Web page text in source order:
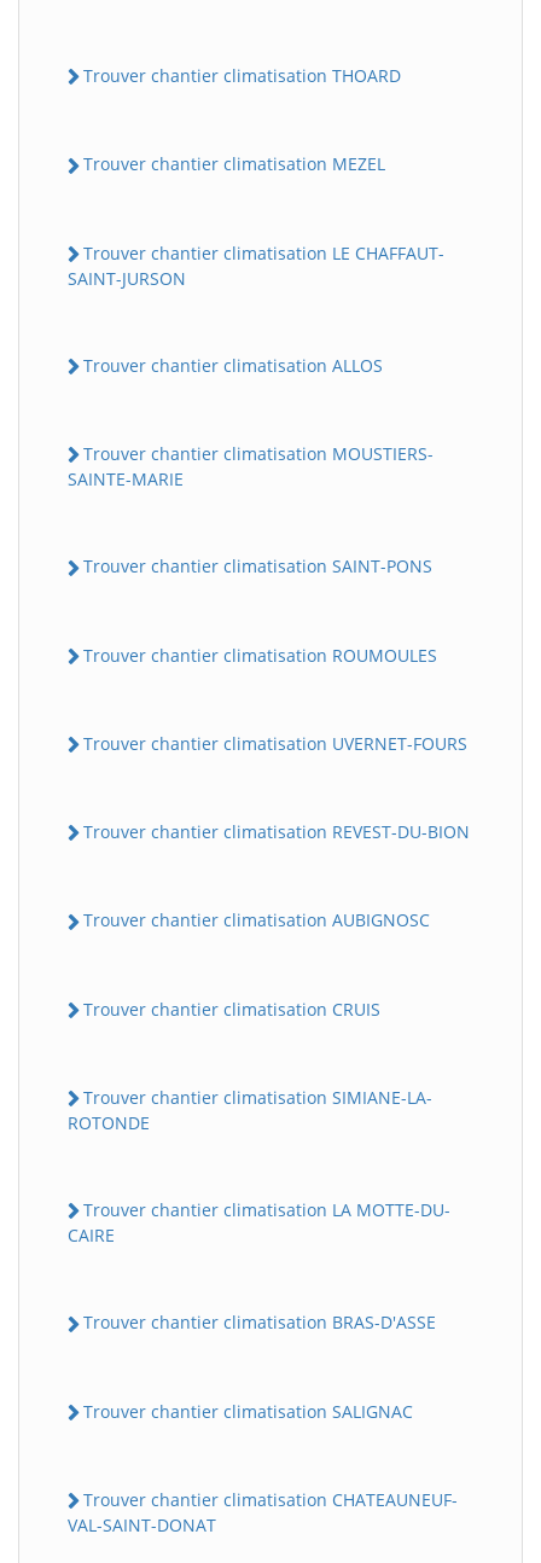
Trouver chantier climatisation THOARD
Trouver chantier climatisation MEZEL
Trouver chantier climatisation LE CHAFFAUT-
SAINT-JURSON
Trouver chantier climatisation ALLOS
Trouver chantier climatisation MOUSTIERS-
SAINTE-MARIE
Trouver chantier climatisation SAINT-PONS
Trouver chantier climatisation ROUMOULES
Trouver chantier climatisation UVERNET-FOURS
Trouver chantier climatisation REVEST-DU-BION
Trouver chantier climatisation AUBIGNOSC
Trouver chantier climatisation CRUIS
Trouver chantier climatisation SIMIANE-LA-
ROTONDE
Trouver chantier climatisation LA MOTTE-DU-
CAIRE
Trouver chantier climatisation BRAS-D'ASSE
Trouver chantier climatisation SALIGNAC
Trouver chantier climatisation CHATEAUNEUF-
VAL-SAINT-DONAT